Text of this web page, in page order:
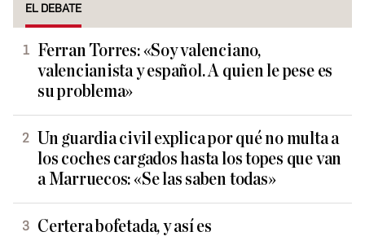
EL DEBATE
Ferran Torres: «Soy valenciano,
valencianista y español. A quien le pese es
su problema»
Un guardia civil explica por qué no multa a
los coches cargados hasta los topes que van
a Marruecos: «Se las saben todas»
Certera bofetada, y así es